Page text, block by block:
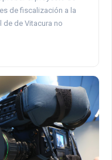
de fiscalización a la
de de Vitacura no